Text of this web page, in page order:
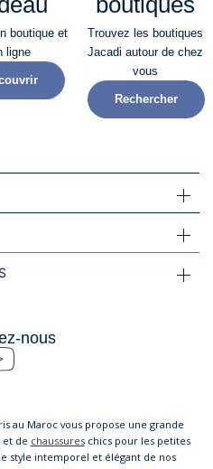
boutique et
ligne
Trouvez les boutiques
Jacadi autour de chez
vous
Rechercher
nous
au Maroc vous propose une grande
et de chaussureschics pour les petites
style intemporel et élégant de nos